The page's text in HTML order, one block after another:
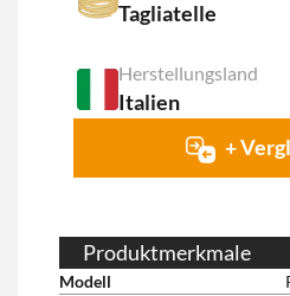
Tagliatelle
Herstellungsland
Italien
+
Produktmerkmale
Modell